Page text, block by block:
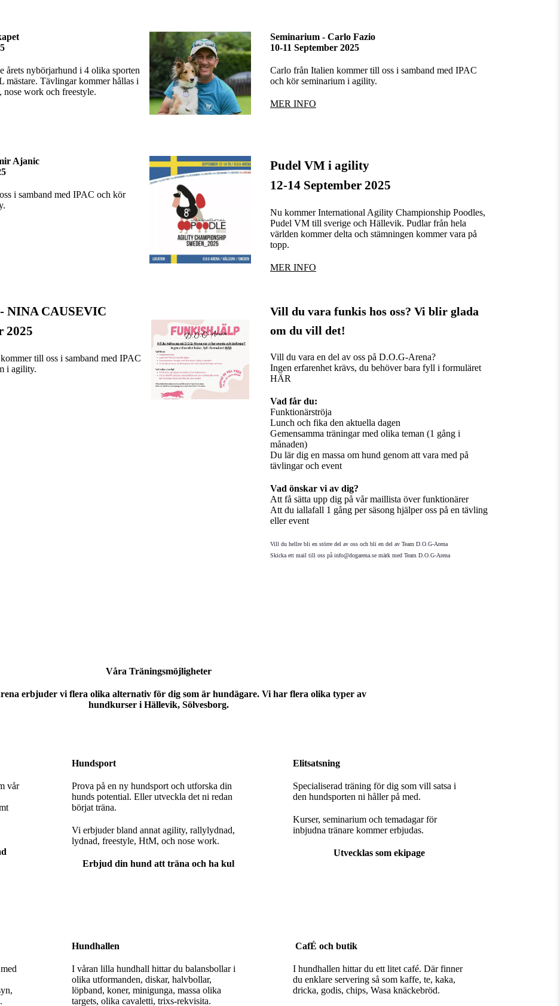
årets nybörjarhund i 4 olika sporten
Tävlingar kommer hållas i
work och freestyle.
Seminarium - Carlo Fazio
10-11 September 2025
Carlo från Italien kommer till oss i samband med IPAC
och kör seminarium i agility.
MER INFO
Ajanic
i samband med IPAC och kör
Pudel VM i agility
12-14 September 2025
Nu kommer International Agility Championship Poodles,
Pudel VM till sverige och Hällevik. Pudlar från hela
världen kommer delta och stämningen kommer vara på
topp.
MER INFO
NINA CAUSEVIC
2025
till oss i samband med IPAC
i agility.
Vill du vara funkis hos oss? Vi blir glada
om du vill det!
Vill du vara en del av oss på D.O.G-Arena?
Ingen erfarenhet krävs, du behöver bara fyll i formuläret
HÄR
Vad får du:
Funktionärströja
Lunch och fika den aktuella dagen
Gemensamma träningar med olika teman (1 gång i
månaden)
Du lär dig en massa om hund genom att vara med på
tävlingar och event
Vad önskar vi av dig?
Att få sätta upp dig på vår maillista över funktionärer
Att du iallafall 1 gång per säsong hjälper oss på en tävling
eller event
Vill du hellre bli en större del av oss och bli en del av Team D.O.G-Arena
Skicka ett mail till oss på info@dogarena.se märk med Team D.O.G-Arena
Våra Träningsmöjligheter
erbjuder vi flera olika alternativ för dig som är hundägare. Vi har flera olika typer av
hundkurser i Hällevik, Sölvesborg.
vår
Hundsport
Prova på en ny hundsport och utforska din
hunds potential. Eller utveckla det ni redan
börjat träna.
Vi erbjuder bland annat agility, rallylydnad,
lydnad, freestyle, HtM, och nose work.
Erbjud din hund att träna och ha kul
Elitsatsning
Specialiserad träning för dig som vill satsa i
den hundsporten ni håller på med.
Kurser, seminarium och temadagar för
inbjudna tränare kommer erbjudas.
Utvecklas som ekipage
Hundhallen
I våran lilla hundhall hittar du balansbollar i
olika utformanden, diskar, halvbollar,
löpband, koner, minigunga, massa olika
targets, olika cavaletti, trixs-rekvisita.
CafÉ och butik
I hundhallen hittar du ett litet café. Där finner
du enklare servering så som kaffe, te, kaka,
dricka, godis, chips, Wasa knäckebröd.